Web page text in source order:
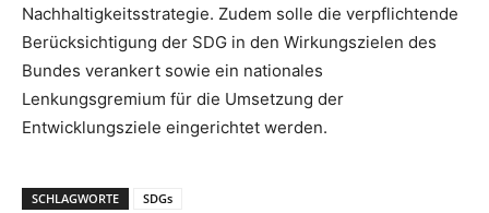
Nachhaltigkeitsstrategie. Zudem solle die verpflichtende
Berücksichtigung der SDG in den Wirkungszielen des
Bundes verankert sowie ein nationales
Lenkungsgremium für die Umsetzung der
Entwicklungsziele eingerichtet werden.
SCHLAGWORTE SDGs